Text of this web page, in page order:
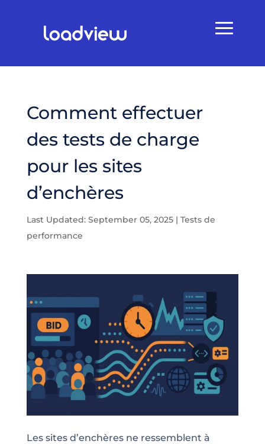
Comment effectuer
des tests de charge
pour les sites
d’enchères
Last Updated: September 05, 2025| Tests de
performance
Les sites d’enchères ne ressemblent à